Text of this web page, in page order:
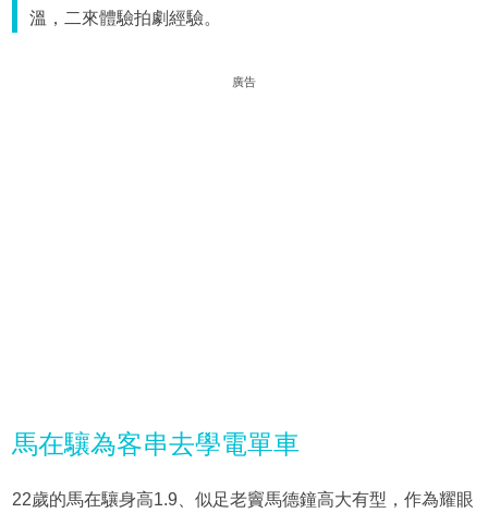
溫，二來體驗拍劇經驗。
廣告
馬在驤為客串去學電單車
22歲的馬在驤身高1.9、似足老竇馬德鐘高大有型，作為耀眼